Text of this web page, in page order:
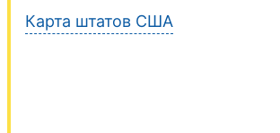
Карта штатов США